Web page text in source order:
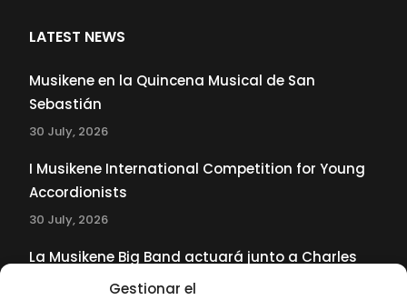
Gestionar el
LATEST NEWS
Musikene en la Quincena Musical de San
Sebastián
30 July, 2026
I Musikene International Competition for Young
Accordionists
30 July, 2026
La Musikene Big Band actuará junto a Charles
Tolliver en el 61 Jazzaldia